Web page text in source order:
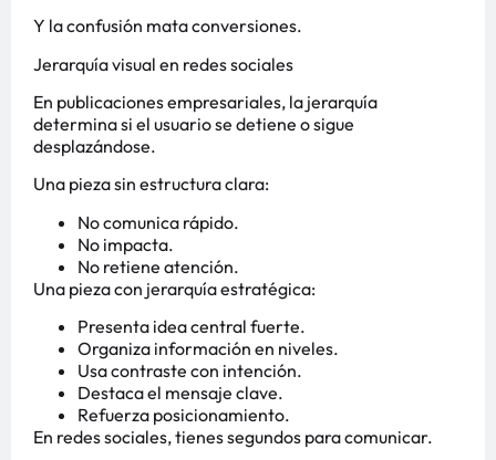
Y la confusión mata conversiones.
Jerarquía visual en redes sociales
En publicaciones empresariales, la jerarquía
determina si el usuario se detiene o sigue
desplazándose.
Una pieza sin estructura clara:
No comunica rápido.
No impacta.
No retiene atención.
Una pieza con jerarquía estratégica:
Presenta idea central fuerte.
Organiza información en niveles.
Usa contraste con intención.
Destaca el mensaje clave.
Refuerza posicionamiento.
En redes sociales, tienes segundos para comunicar.